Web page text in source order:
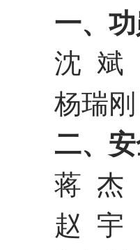
一、
沈 斌
杨瑞刚
二、
蒋 杰
赵
宇